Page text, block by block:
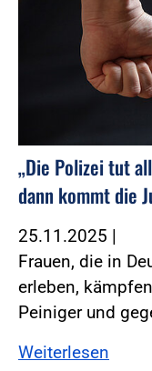
„Die Polizei tut
dann kommt die
25.11.2025 |
Frauen, die in
erleben,
Peiniger und
Weiterlesen